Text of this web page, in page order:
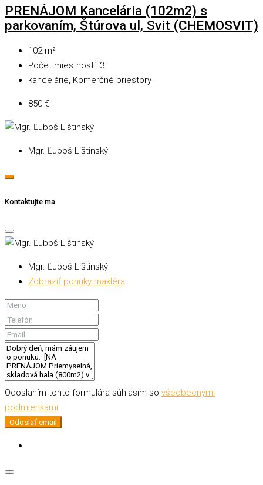
PRENÁJOM Kancelária (102m2) s
parkovaním, Štúrova ul, Svit (CHEMOSVIT)
102 m²
Počet miestností: 3
kancelárie, Komerčné priestory
850 €
Mgr. Ľuboš Lištinský
Kontaktujte ma
Mgr. Ľuboš Lištinský
Zobraziť ponuky makléra
Odoslaním tohto formulára súhlasím so všeobecnými
podmienkami
Odoslať email